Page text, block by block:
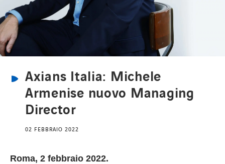
Contatti
Contatti
Axians Italia: Michele
Armenise nuovo Managing
Director
02 FEBBRAIO 2022
Roma, 2 febbraio 2022.